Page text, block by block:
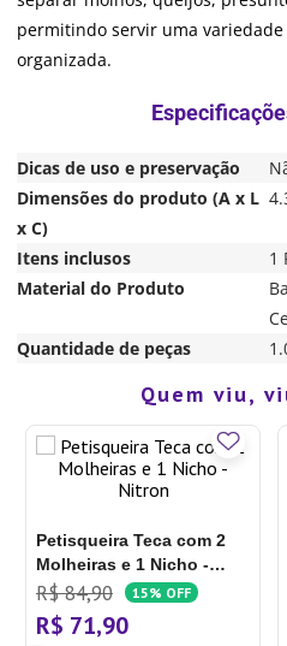
permitindo servir uma
organizada.
Dicas de uso e preservação
Dimensões do produto (A x L
x C)
Itens inclusos
1
Material do Produto
Quantidade de peças
Quem viu,
Petisqueira Teca com 2
Molheiras e 1 Nicho -
Nitron
R$ 84,90 15% OFF
R$ 71,90